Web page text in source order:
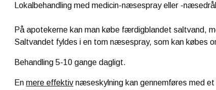
Lokalbehandling med medicin-næsespray eller -
På apotekerne kan man købe færdigblandet saltvand,
Saltvandet fyldes i en tom næsespray, som kan købes
Behandling 5-10 gange dagligt.
En mere effektiv næseskylning kan gennemføres med